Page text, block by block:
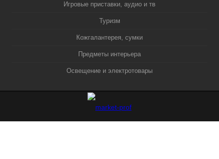
Игровые приставки, аудио и тв
Туризм
Кожгалантерея, сумки
Предметы интерьера
Освещение и электротовары